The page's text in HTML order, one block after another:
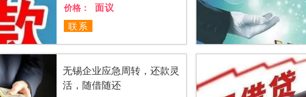
价格：
面议
联系
无锡企业应急周转，还款灵
活，随借随还